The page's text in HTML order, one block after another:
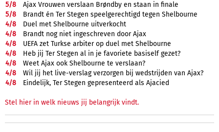
5/8
Ajax Vrouwen verslaan Brøndby en staan in finale
5/8
Brandt én Ter Stegen speelgerechtigd tegen Shelbourne
4/8
Duel met Shelbourne uitverkocht
4/8
Brandt nog niet ingeschreven door Ajax
4/8
UEFA zet Turkse arbiter op duel met Shelbourne
4/8
Heb jij Ter Stegen al in je favoriete basiself gezet?
4/8
Weet Ajax ook Shelbourne te verslaan?
4/8
Wil jij het live-verslag verzorgen bij wedstrijden van Ajax?
4/8 Eindelijk, Ter Stegen gepresenteerd als Ajacied
Stel hier in welk nieuws jij belangrijk vindt.